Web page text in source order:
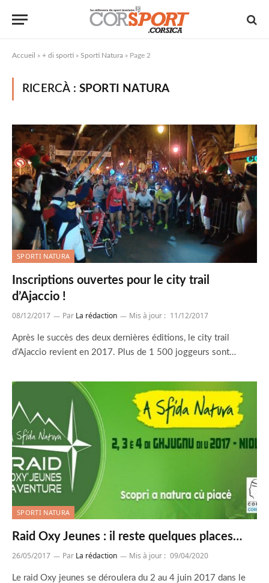
Accueil » + di sporti » Sporti Natura » Page 2
RICERCÀ : SPORTI NATURA
SPORTI NATURA
Inscriptions ouvertes pour le city trail
d’Ajaccio !
08/12/2017 Par La rédaction Mis à jour : 11/12/2017
Après le succès des deux dernières éditions, le city trail
d’Ajaccio revient en 2017. Plus de 1 500 joggeurs sont…
SPORTI NATURA
Raid Oxy Jeunes : il reste quelques places…
26/05/2017 Par La rédaction Mis à jour : 09/04/2020
Le raid Oxy jeunes se déroulera du 2 au 4 juin 2017 dans le